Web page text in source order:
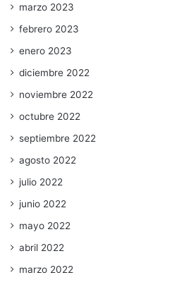
marzo 2023
febrero 2023
enero 2023
diciembre 2022
noviembre 2022
octubre 2022
septiembre 2022
agosto 2022
julio 2022
junio 2022
mayo 2022
abril 2022
marzo 2022